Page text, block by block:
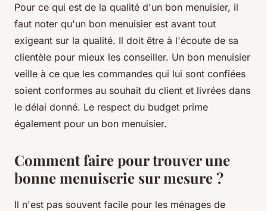
Pour ce qui est de la qualité d'un bon menuisier, il
faut noter qu'un bon menuisier est avant tout
exigeant sur la qualité. Il doit être à l'écoute de sa
clientèle pour mieux les conseiller. Un bon menuisier
veille à ce que les commandes qui lui sont confiées
soient conformes au souhait du client et livrées dans
le délai donné. Le respect du budget prime
également pour un bon menuisier.
Comment faire pour trouver une
bonne menuiserie sur mesure ?
Il n'est pas souvent facile pour les ménages de